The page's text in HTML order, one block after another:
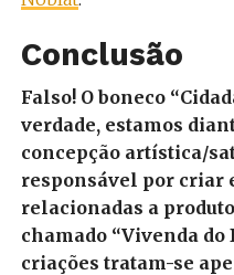
Conclusão
Falso! O boneco
verdade, estamos
concepção artística/
responsável por criar
relacionadas a
chamado “Vivenda do
criações tratam-se